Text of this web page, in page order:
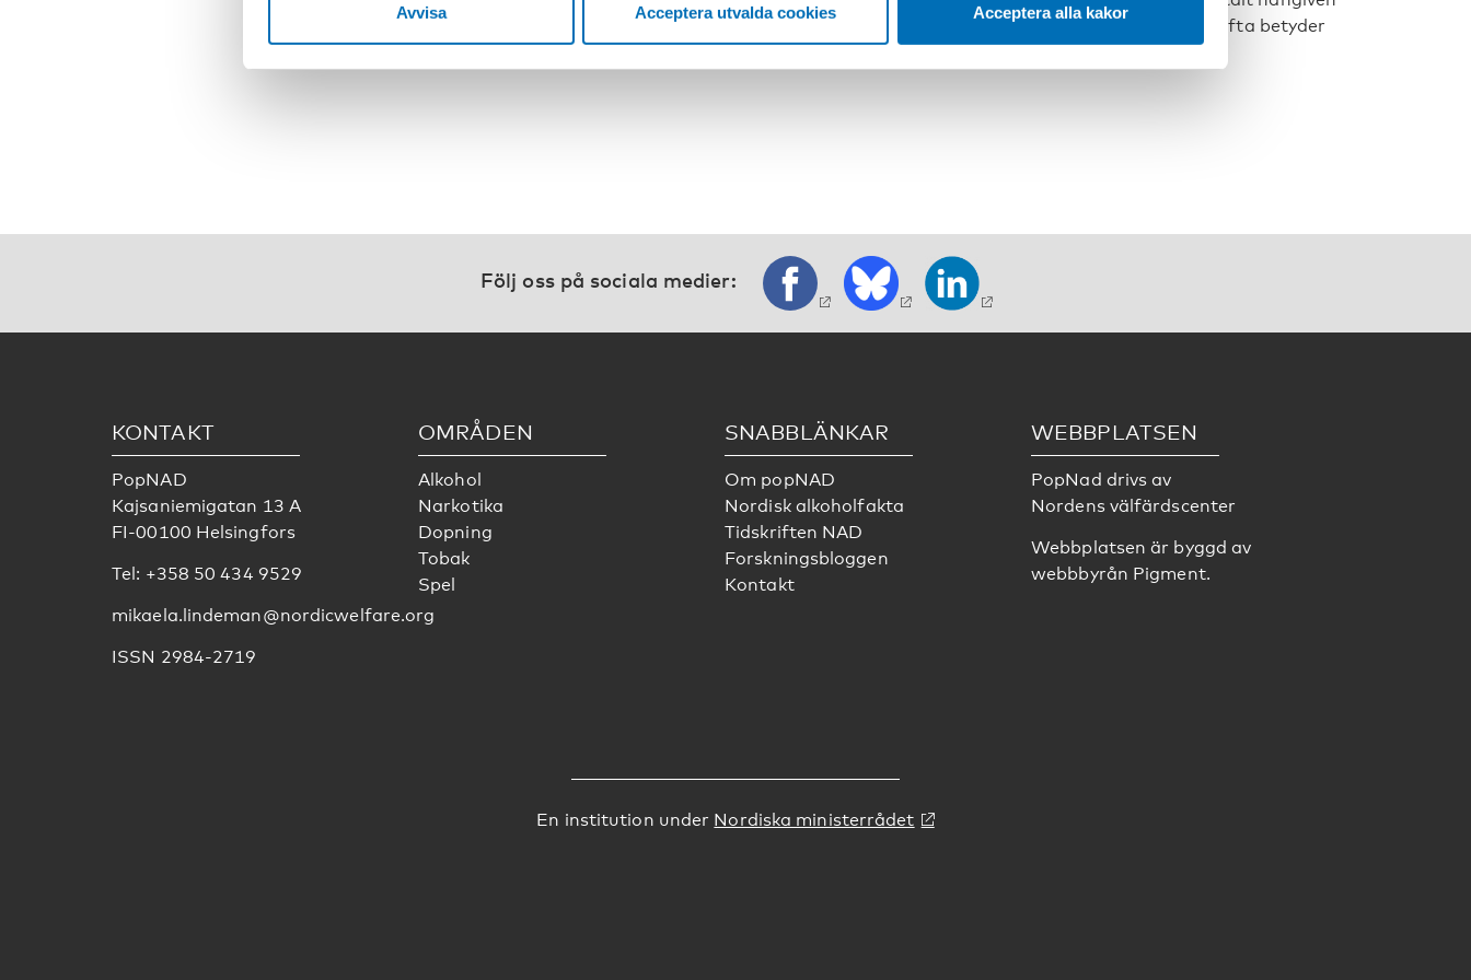
Avvisa Acceptera utvalda cookies Acceptera alla kakor
ett spel, som till exempel schack eller videospel. De uppfattas olika trots att de båda ofta betyder
isolering. Hur kommer det sig?
Följ oss på sociala medier:
KONTAKT
PopNAD
Kajsaniemigatan 13 A
FI-00100 Helsingfors
Tel: +358 50 434 9529
mikaela.lindeman@nordicwelfare.org
ISSN 2984-2719
OMRÅDEN
Alkohol
Narkotika
Dopning
Tobak
Spel
SNABBLÄNKAR
Om popNAD
Nordisk alkoholfakta
Tidskriften NAD
Forskningsbloggen
Kontakt
WEBBPLATSEN
PopNad drivs av
Nordens välfärdscenter
Webbplatsen är byggd av
webbbyrån Pigment.
En institution under Nordiska ministerrådet